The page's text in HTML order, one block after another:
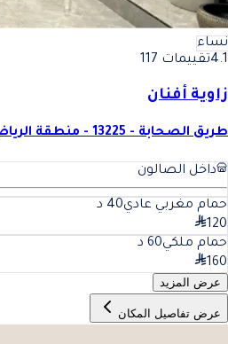
نساء
4.1تقييمات 117
زاوية أفنان
طريق الصحابة - 13225 - منطقة الرياض - Saudi Arabia
داخل الصالون
حمام مغربي عادي40 د
120
حمام ملكي60 د
160
عرض المزيد
عرض تفاصيل المكان